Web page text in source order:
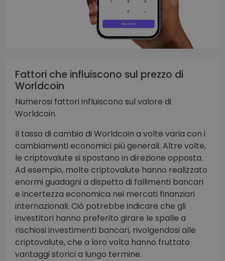
Fattori che influiscono sul prezzo di
Worldcoin
Numerosi fattori influiscono sul valore di
Worldcoin.
Il tasso di cambio di Worldcoin a volte varia con i
cambiamenti economici più generali. Altre volte,
le criptovalute si spostano in direzione opposta.
Ad esempio, molte criptovalute hanno realizzato
enormi guadagni a dispetto di fallimenti bancari
e incertezza economica nei mercati finanziari
internazionali. Ciò potrebbe indicare che gli
investitori hanno preferito girare le spalle a
rischiosi investimenti bancari, rivolgendosi alle
criptovalute, che a loro volta hanno fruttato
vantaggi storici a lungo termine.